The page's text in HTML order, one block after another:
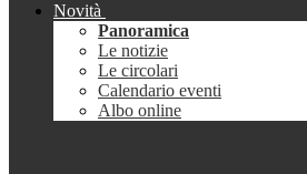
Novità
Panoramica
Le notizie
Le circolari
Calendario eventi
Albo online